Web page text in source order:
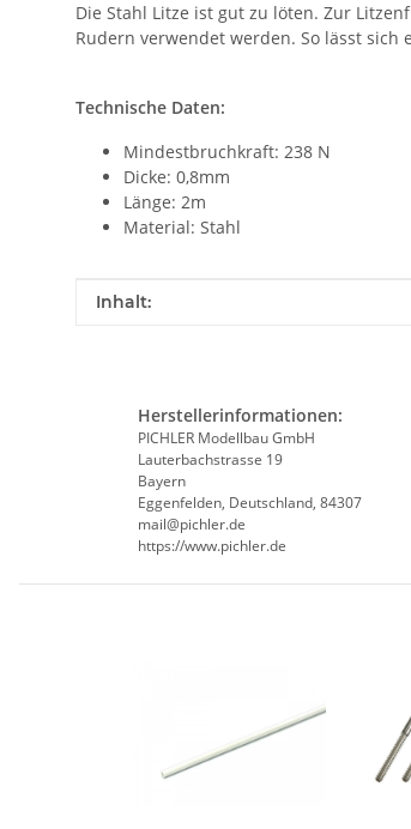
Die Stahl Litze ist gut zu löten. Zur
Rudern verwendet werden. So lässt
Technische Daten:
Mindestbruchkraft: 238 N
Dicke: 0,8mm
Länge: 2m
Material: Stahl
Produkteigenschaft
Wert
Inhalt:
Herstellerinformationen:
PICHLER Modellbau GmbH
Lauterbachstrasse 19
Bayern
Eggenfelden, Deutschland, 84307
mail@pichler.de
https://www.pichler.de